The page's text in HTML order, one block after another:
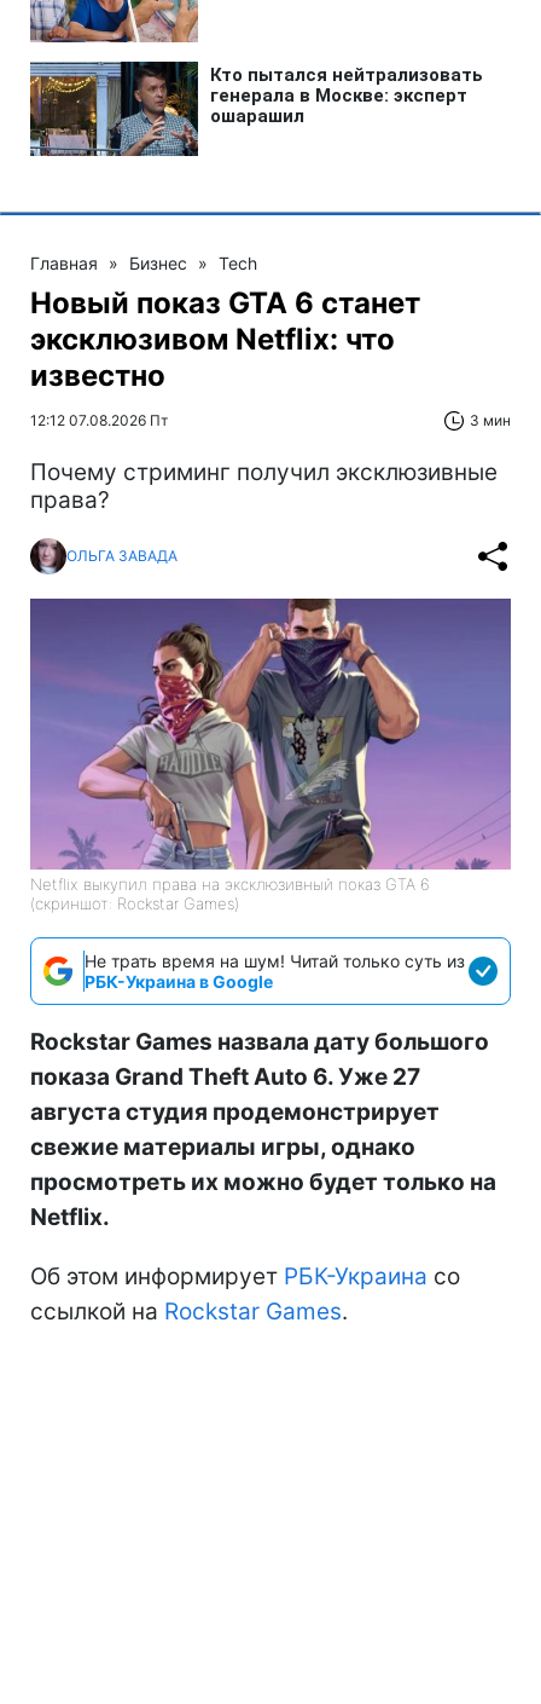
Главная » Бизнес » Tech
Новый показ GTA 6 станет
эксклюзивом Netflix: что
известно
12:12 07.08.2026 Пт 3 мин
Почему стриминг получил эксклюзивные
права?
ОЛЬГА ЗАВАДА
Netflix выкупил права на эксклюзивный показ GTA 6
(скриншот: Rockstar Games)
Не трать время на шум! Читай только суть из
РБК-Украина в Google
Rockstar Games назвала дату большого
показа Grand Theft Auto 6. Уже 27
августа студия продемонстрирует
свежие материалы игры, однако
просмотреть их можно будет только на
Netflix.
Об этом информирует РБК-Украина со
ссылкой на Rockstar Games.